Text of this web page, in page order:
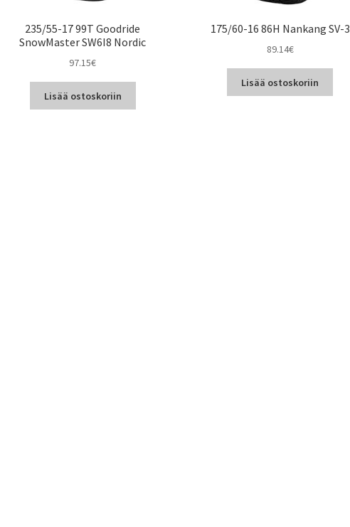
235/55-17 99T Goodride
SnowMaster SW6I8 Nordic
97.15€
Lisää ostoskoriin
175/60-16 86H Nankang SV-3
89.14€
Lisää ostoskoriin